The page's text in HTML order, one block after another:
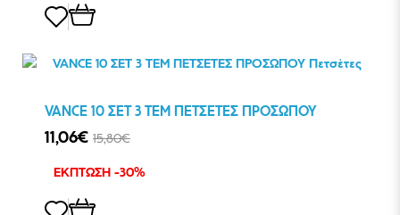
VANCE 10 ΣΕΤ 3 ΤΕΜ ΠΕΤΣΕΤΕΣ ΠΡΟΣΩΠΟΥ
11,06€ 15,80€
ΕΚΠΤΩΣΗ -30%